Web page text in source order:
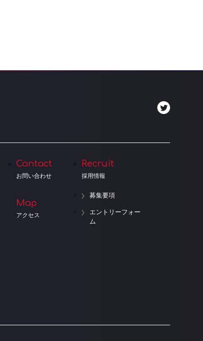
Contact
お問い合わせ
Map
アクセス
Recruit
採用情報
募集要項
エントリーフォー
ム